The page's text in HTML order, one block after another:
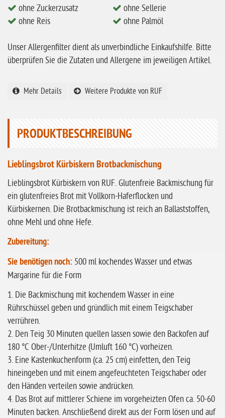
ohne Zuckerzusatz
ohne Reis
ohne Mais
ohne Senf
ohne Buchweizen
ohne Knoblauch
ohne Sellerie
glutenfrei
ohne
Sonnenblumen
ohne Palmöl
ohne Zuckerzusatz
ohne Reis
ohne Sellerie
ohne Palmöl
Unser Allergenfilter dient als unverbindliche Einkaufshilfe. Bitte
überprüfen Sie die Zutaten und Allergene im jeweiligen Artikel.
Mehr Details Weitere Produkte von RUF
PRODUKTBESCHREIBUNG
Lieblingsbrot Kürbiskern Brotbackmischung
Lieblingsbrot Kürbiskern von RUF. Glutenfreie Backmischung für
ein glutenfreies Brot mit Vollkorn-Haferflocken und
Kürbiskernen. Die Brotbackmischung ist reich an Ballaststoffen,
ohne Mehl und ohne Hefe.
Zubereitung:
Sie benötigen noch: 500 ml kochendes Wasser und etwas
Margarine für die Form
1. Die Backmischung mit kochendem Wasser in eine
Rührschüssel geben und gründlich mit einem Teigschaber
verrühren.
2. Den Teig 30 Minuten quellen lassen sowie den Backofen auf
180 °C Ober-/Unterhitze (Umluft 160 °C) vorheizen.
3. Eine Kastenkuchenform (ca. 25 cm) einfetten, den Teig
hineingeben und mit einem angefeuchteten Teigschaber oder
den Händen verteilen sowie andrücken.
4. Das Brot auf mittlerer Schiene im vorgeheizten Ofen ca. 50-60
Minuten backen. Anschließend direkt aus der Form lösen und auf